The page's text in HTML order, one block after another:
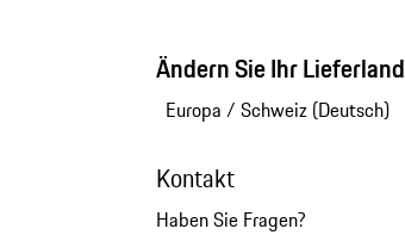
Ändern Sie Ihr Lieferland
Europa / Schweiz (Deutsch)
Kontakt
Haben Sie Fragen?